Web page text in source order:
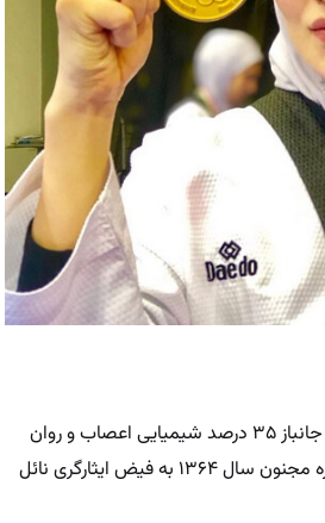
پدرش غلامرضا دامغانی نزاد جانباز ۳۵ درصد شیمیایی اعصاب و روان
می باشد که در عملیات جزیره مجنون سال ۱۳۶۴ به فیض ایثارگری نائل